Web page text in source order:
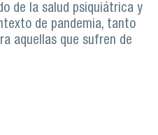
de la salud psiquiátrica y
de pandemia, tanto
aquellas que sufren de